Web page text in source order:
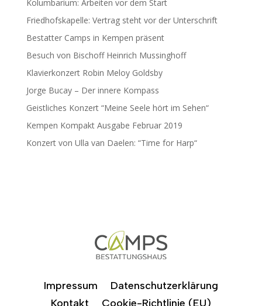
Kolumbarium: Arbeiten vor dem Start
Friedhofskapelle: Vertrag steht vor der Unterschrift
Bestatter Camps in Kempen präsent
Besuch von Bischoff Heinrich Mussinghoff
Klavierkonzert Robin Meloy Goldsby
Jorge Bucay – Der innere Kompass
Geistliches Konzert “Meine Seele hört im Sehen“
Kempen Kompakt Ausgabe Februar 2019
Konzert von Ulla van Daelen: “Time for Harp“
Impressum
Datenschutzerklärung
Kontakt
Cookie-Richtlinie (EU)